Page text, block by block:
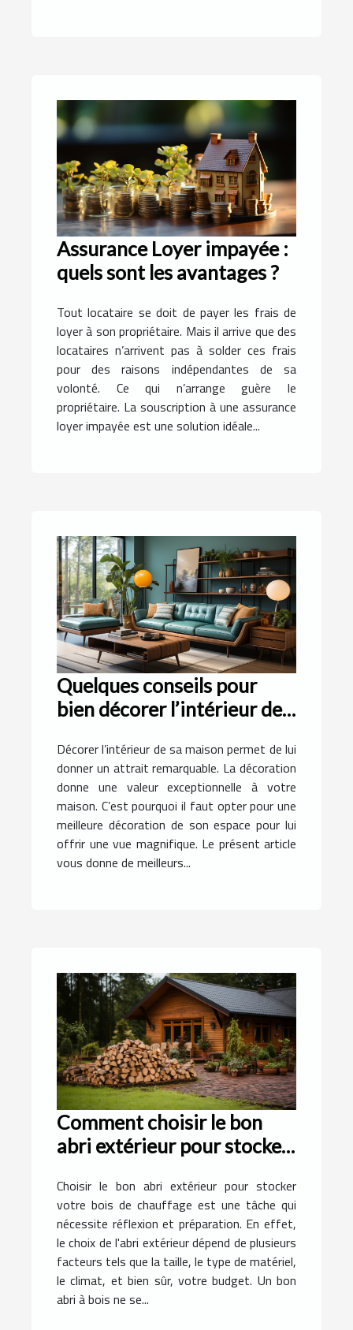
Assurance Loyer impayée :
quels sont les avantages ?
Tout locataire se doit de payer les frais de
loyer à son propriétaire. Mais il arrive que des
locataires n’arrivent pas à solder ces frais
pour des raisons indépendantes de sa
volonté. Ce qui n’arrange guère le
propriétaire. La souscription à une assurance
loyer impayée est une solution idéale...
Quelques conseils pour
bien décorer l’intérieur de
Décorer l’intérieur de sa maison permet de lui
donner un attrait remarquable. La décoration
donne une valeur exceptionnelle à votre
maison. C’est pourquoi il faut opter pour une
meilleure décoration de son espace pour lui
offrir une vue magnifique. Le présent article
vous donne de meilleurs...
Comment choisir le bon
abri extérieur pour stocker
Choisir le bon abri extérieur pour stocker
votre bois de chauffage est une tâche qui
nécessite réflexion et préparation. En effet,
le choix de l'abri extérieur dépend de plusieurs
facteurs tels que la taille, le type de matériel,
le climat, et bien sûr, votre budget. Un bon
abri à bois ne se...